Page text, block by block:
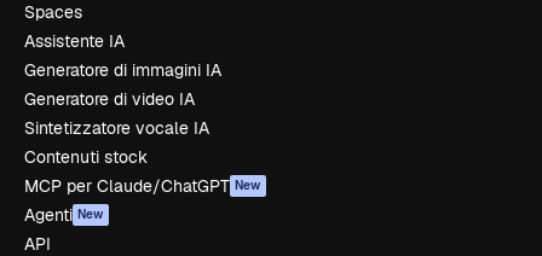
Spaces
Assistente IA
Generatore di immagini IA
Generatore di video IA
Sintetizzatore vocale IA
Contenuti stock
MCP per Claude/ChatGPT New
Agenti New
API